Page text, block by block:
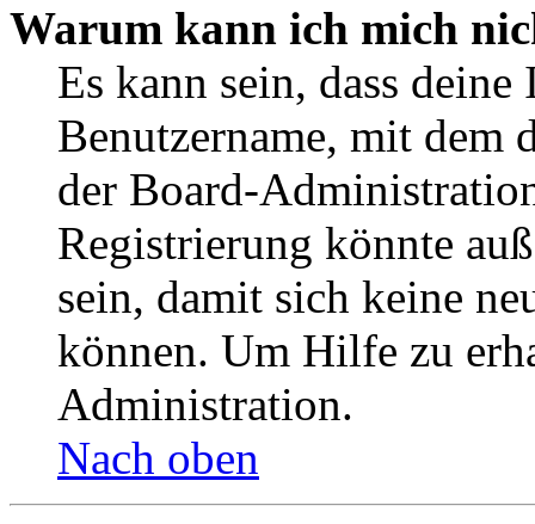
Warum kann ich mich
Es kann sein, dass
Benutzername, mit dem
der Board-
Registrierung könnte
sein, damit sich keine
können. Um Hilfe zu
Administration.
Nach oben